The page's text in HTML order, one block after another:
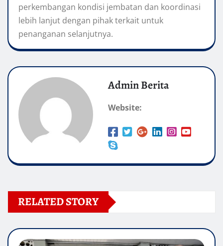
perkembangan kondisi jembatan dan koordinasi
lebih lanjut dengan pihak terkait untuk
penanganan selanjutnya.
Admin Berita
Website:
RELATED STORY